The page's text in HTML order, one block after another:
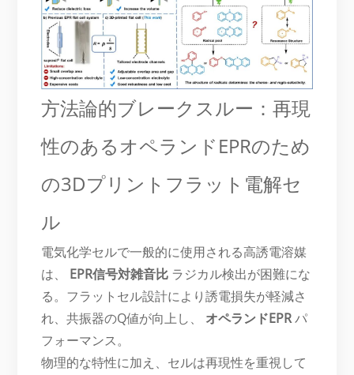
方法論的ブレークスルー：再現
性のあるオペランドEPRのため
の3Dプリントフラット電解セ
ル
電気化学セルで一般的に使用される高誘電溶媒
は、 EPR信号対雑音比 ラジカル検出が困難にな
る。フラットセル設計により誘電損失が軽減さ
れ、共振器のQ値が向上し、 オペランドEPRパ
フォーマンス。
物理的な特性に加え、セルは再現性を重視して